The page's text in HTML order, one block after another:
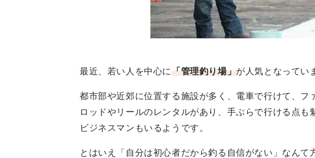
最近、若い人を中心に「管理釣り場」が人気となってい
都市部や近郊に位置する施設が多く、電車で行けて、フ
ロッドやリールのレンタルがあり、手ぶらで行ける点
ビジネスマンもいるようです。
とはいえ「自分は初心者だから釣る自信がない」なんて